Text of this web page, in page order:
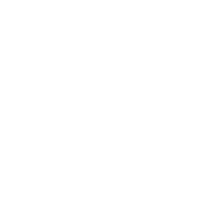
盼奇迹出现